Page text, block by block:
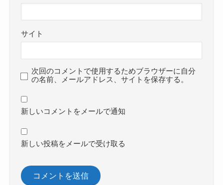
サイト
次回のコメントで使用するためブラウザーに自分
の名前、メールアドレス、サイトを保存する。
新しいコメントをメールで通知
新しい投稿をメールで受け取る